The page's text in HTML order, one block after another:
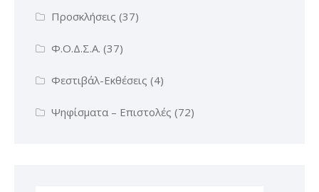
Προσκλήσεις (37)
Φ.Ο.Δ.Σ.Α. (37)
Φεστιβάλ-Εκθέσεις (4)
Ψηφίσματα – Επιστολές (72)